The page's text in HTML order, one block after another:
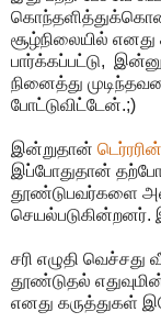
சூழ்நிலையில்
பார்க்கப்பட்டு,
நினைத்து
போட்டுவிட்டேன்.;)
இன்றுதான்
இப்போதுதான்
தூண்டுபவர்களை
செயல்படுகின்றனர்.
சரி எழுதி
தூண்டுதல்
எனது கருத்துகள்